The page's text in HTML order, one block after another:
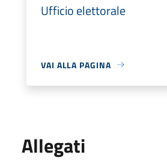
Ufficio elettorale
VAI ALLA PAGINA
Allegati